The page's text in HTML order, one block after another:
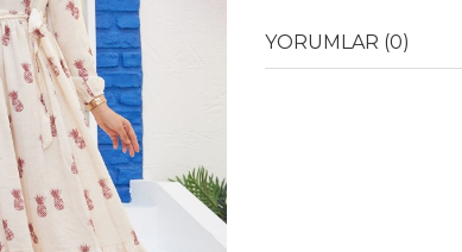
YORUMLAR (0)